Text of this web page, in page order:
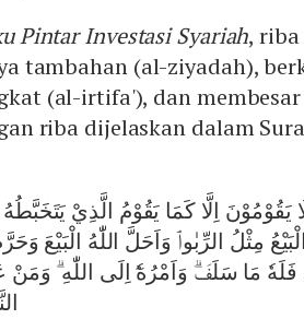
Pintar Investasi Syariah,
tambahan (al-ziyadah),
(al-irtifa'), dan
riba dijelaskan dalam
لَا يَقُوْمُوْنَ اِلَّا كَمَا يَقُوْمُ الَّذِيْ
مِثْلُ الرِّبٰواۘ وَاَحَلَّ اللّٰهُ الْبَيْعَ
مَا سَلَفَۗ وَاَمْرُهٗٓ اِلَى اللّٰهِ